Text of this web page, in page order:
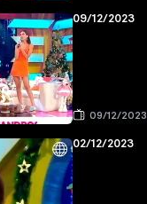
09/12/2023
09/12/2023
02/12/2023